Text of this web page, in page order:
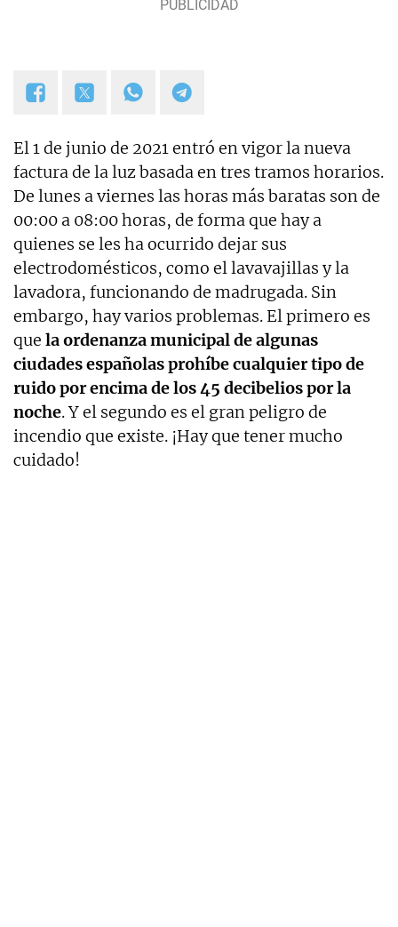
El 1 de junio de 2021 entró en vigor la nueva
factura de la luz basada en tres tramos horarios.
De lunes a viernes las horas más baratas son de
00:00 a 08:00 horas, de forma que hay a
quienes se les ha ocurrido dejar sus
electrodomésticos, como el lavavajillas y la
lavadora, funcionando de madrugada. Sin
embargo, hay varios problemas. El primero es
que la ordenanza municipal de algunas
ciudades españolas prohíbe cualquier tipo de
ruido por encima de los 45 decibelios por la
noche. Y el segundo es el gran peligro de
incendio que existe. ¡Hay que tener mucho
cuidado!